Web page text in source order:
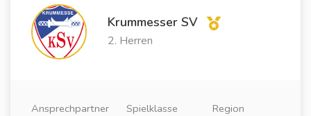
Krummesser SV
2. Herren
Ansprechpartner
Spielklasse
Region